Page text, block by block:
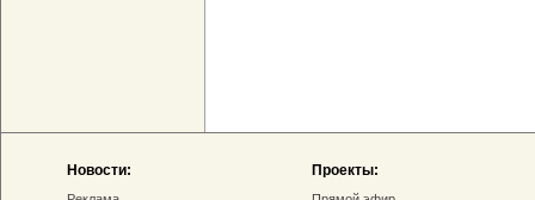
Новости: Проекты: